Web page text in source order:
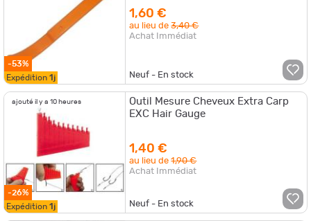
-53%
Expédition 1j
1,60 €
au lieu de3,40 €
Achat Immédiat
Neuf - En stock
ajouté il y a 10 heures
-26%
Expédition 1j
Outil Mesure Cheveux Extra Carp
EXC Hair Gauge
1,40 €
au lieu de1,90 €
Achat Immédiat
Neuf - En stock